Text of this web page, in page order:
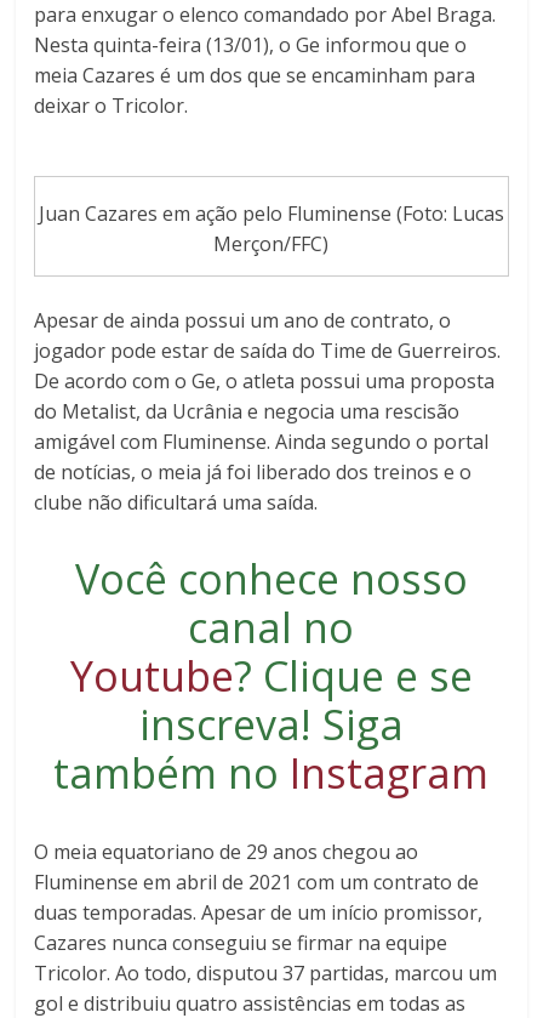
para enxugar o elenco comandado por Abel Braga.
Nesta quinta-feira (13/01), o Ge informou que o
meia Cazares é um dos que se encaminham para
deixar o Tricolor.
Juan Cazares em ação pelo Fluminense (Foto: Lucas
Merçon/FFC)
Apesar de ainda possui um ano de contrato, o
jogador pode estar de saída do Time de Guerreiros.
De acordo com o Ge, o atleta possui uma proposta
do Metalist, da Ucrânia e negocia uma rescisão
amigável com Fluminense. Ainda segundo o portal
de notícias, o meia já foi liberado dos treinos e o
clube não dificultará uma saída.
Você conhece nosso
canal no
Youtube? Clique e se
inscreva! Siga
também no Instagram
O meia equatoriano de 29 anos chegou ao
Fluminense em abril de 2021 com um contrato de
duas temporadas. Apesar de um início promissor,
Cazares nunca conseguiu se firmar na equipe
Tricolor. Ao todo, disputou 37 partidas, marcou um
gol e distribuiu quatro assistências em todas as